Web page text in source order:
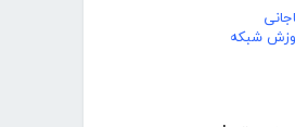
شبکه